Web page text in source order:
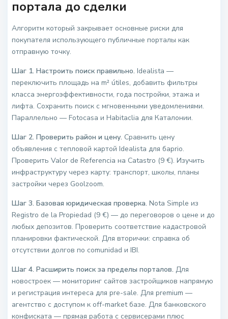
портала до сделки
Алгоритм который закрывает основные риски для
покупателя использующего публичные порталы как
отправную точку.
Шаг 1. Настроить поиск правильно. Idealista —
переключить площадь на m² útiles, добавить фильтры
класса энергоэффективности, года постройки, этажа и
лифта. Сохранить поиск с мгновенными уведомлениями.
Параллельно — Fotocasa и Habitaclia для Каталонии.
Шаг 2. Проверить район и цену. Сравнить цену
объявления с тепловой картой Idealista для барrio.
Проверить Valor de Referencia на Catastro (9 €). Изучить
инфраструктуру через карту: транспорт, школы, планы
застройки через Goolzoom.
Шаг 3. Базовая юридическая проверка. Nota Simple из
Registro de la Propiedad (9 €) — до переговоров о цене и до
любых депозитов. Проверить соответствие кадастровой
планировки фактической. Для вторички: справка об
отсутствии долгов по comunidad и IBI.
Шаг 4. Расширить поиск за пределы порталов. Для
новостроек — мониторинг сайтов застройщиков напрямую
и регистрация интереса для pre-sale. Для premium —
агентство с доступом к off-market базе. Для банковского
конфиската — прямая работа с сервисерами плюс